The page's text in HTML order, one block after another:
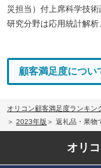
災担当）付上席科学技術
研究分野は応用統計解析
顧客満足度につい
オリコン顧客満足度ランキン
2023年版
返礼品・果物
オリ